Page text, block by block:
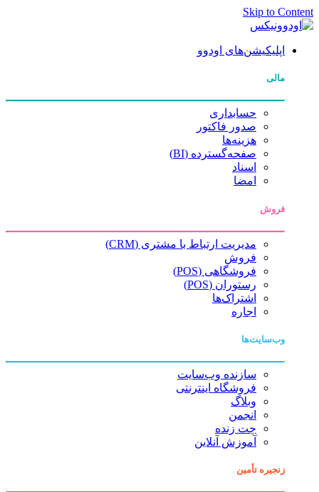
Skip to Content
اپلیکیشن‌های اودوو
مالی
حسابداری
صدور فاکتور
هزینه‌ها
صفحه‌گسترده (BI)
اسناد
امضا
فروش
مدیریت ارتباط با مشتری (CRM)
فروش
فروشگاهی (POS)
رستوران (POS)
اشتراک‌ها
اجاره
وب‌سایت‌ها
سازنده وب‌سایت
فروشگاه اینترنتی
وبلاگ
انجمن
چت زنده
آموزش آنلاین
زنجیره تأمین